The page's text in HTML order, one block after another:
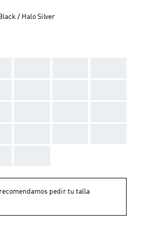
/ Halo Silver
recomendamos pedir tu talla